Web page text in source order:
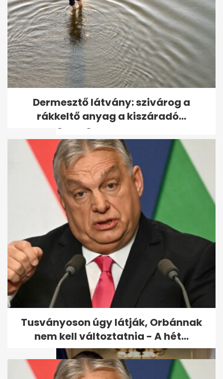
Kínai kutatók új térképen
mutatják meg a Hold
geológiai...
2,8-as földrengést mértek
Romániában, Gătaia
közelében
Dermesztő látvány: szivárog a
rákkeltő anyag a kiszáradó...
Tusványoson úgy látják, Orbánnak
nem kell változtatnia - A hét...